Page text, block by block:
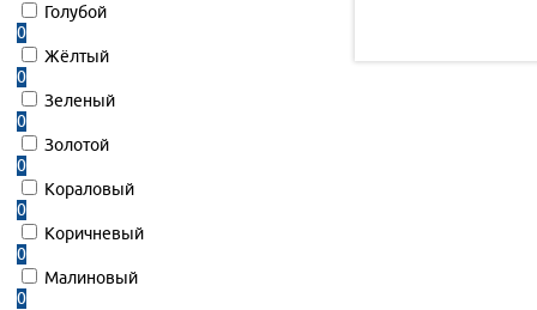
Голубой
0
Жёлтый
0
Зеленый
0
Золотой
0
Кораловый
0
Коричневый
0
Малиновый
0